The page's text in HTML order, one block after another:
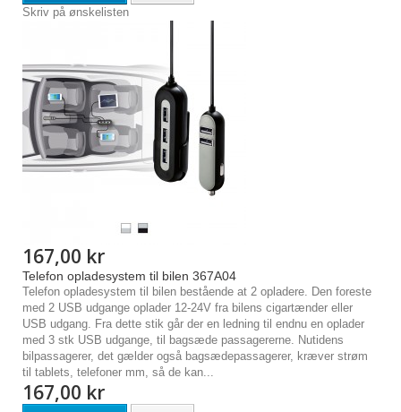
Skriv på ønskelisten
167,00 kr
Telefon opladesystem til bilen 367A04
Telefon opladesystem til bilen bestående at 2 opladere. Den foreste
med 2 USB udgange oplader 12-24V fra bilens cigartænder eller
USB udgang. Fra dette stik går der en ledning til endnu en oplader
med 3 stk USB udgange, til bagsæde passagererne. Nutidens
bilpassagerer, det gælder også bagsædepassagerer, kræver strøm
til tablets, telefoner mm, så de kan...
167,00 kr